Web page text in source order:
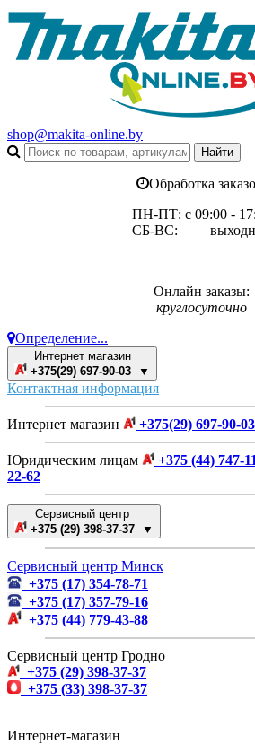
shop@makita-online.by
Обработка
ПН-ПТ: с 09:00 -
СБ-ВС:
Онлайн заказы:
круглосуточно
Определение...
Интернет магазин
+375(29) 697-90-03 ▼
Контактная информация
Интернет магазин +375(29) 697-90-03
Юридическим лицам +375 (44) 747-
22-62
Сервисный центр
+375 (29) 398-37-37 ▼
Сервисный центр Минск
+375 (17) 354-78-71
+375 (17) 357-79-16
+375 (44) 779-43-88
Сервисный центр Гродно
+375 (29) 398-37-37
+375 (33) 398-37-37
Интернет-магазин